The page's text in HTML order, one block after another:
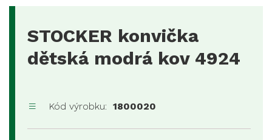
STOCKER konvička
dětská modrá kov 4924
Kód výrobku: 1800020